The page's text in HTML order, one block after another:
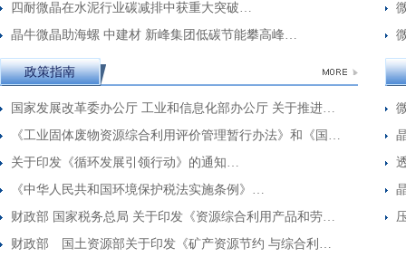
四耐微晶在水泥行业碳减排中获重大突破…
晶牛微晶助海螺 中建材 新峰集团低碳节能攀高峰…
政策指南
国家发展改革委办公厅 工业和信息化部办公厅 关于推进…
《工业固体废物资源综合利用评价管理暂行办法》和《国…
关于印发《循环发展引领行动》的通知…
《中华人民共和国环境保护税法实施条例》…
财政部 国家税务总局 关于印发《资源综合利用产品和劳…
财政部 国土资源部关于印发《矿产资源节约 与综合利…